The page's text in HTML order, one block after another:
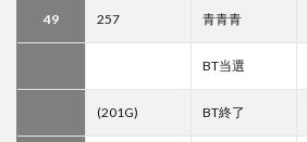
49 257 青青青
BT当選
(201G) BT終了